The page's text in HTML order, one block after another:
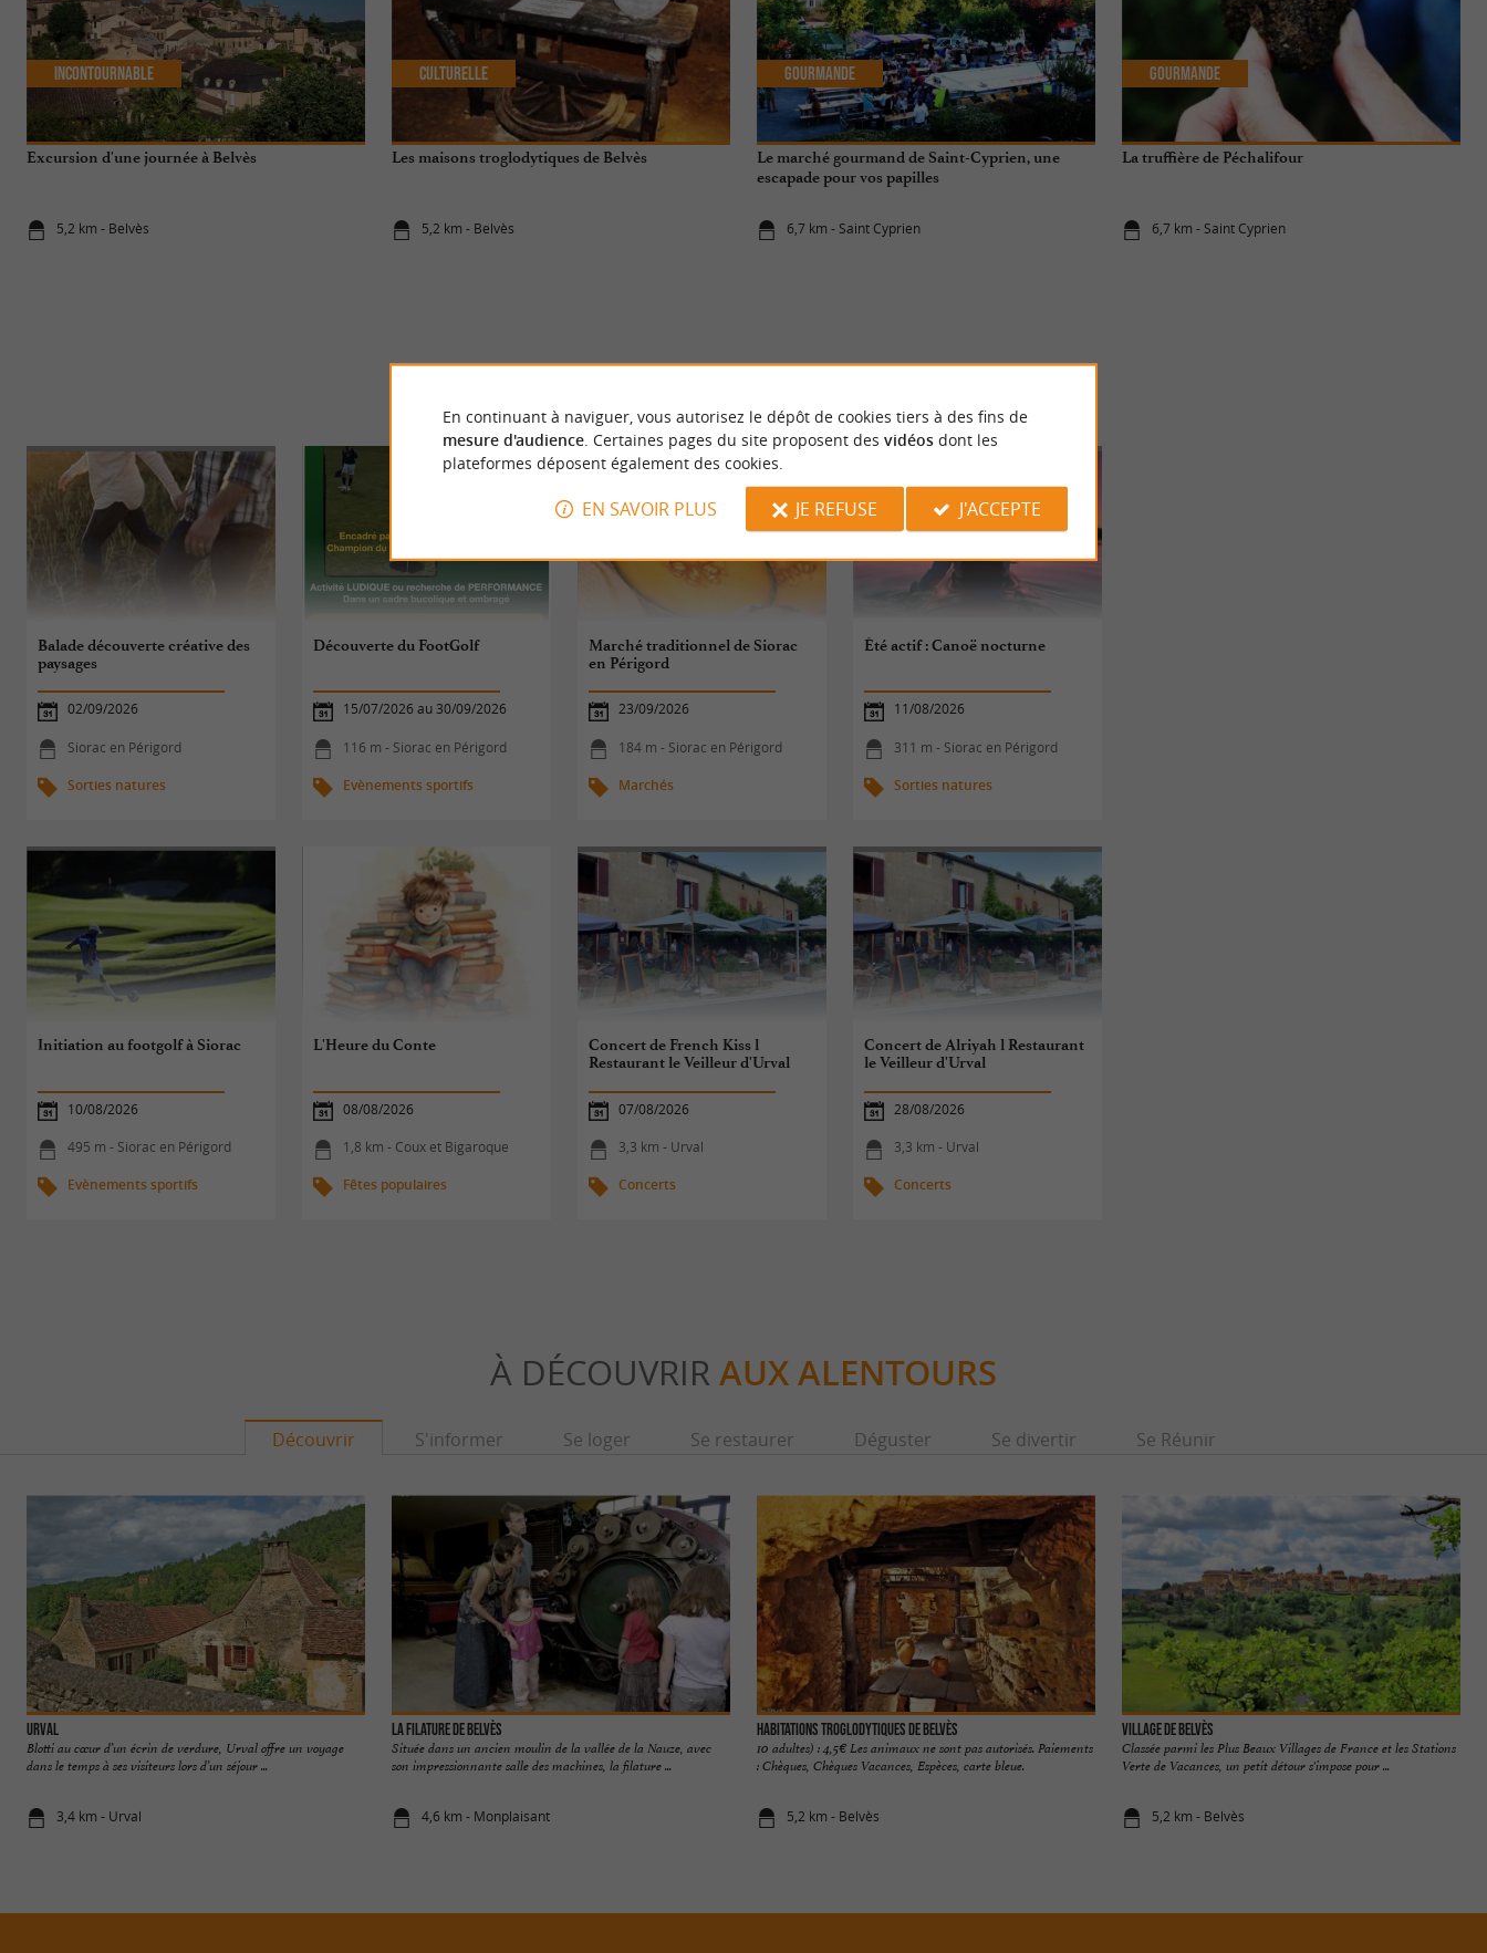
Excursion d'une journée à Belvès
5,2 km - Belvès
Incontournable
Les maisons troglodytiques de Belvès
5,2 km - Belvès
Culturelle
Le marché gourmand de Saint-Cyprien, une
escapade pour vos papilles
6,7 km - Saint Cyprien
Gourmande
La truffière de Péchalifour
6,7 km - Saint Cyprien
Gourmande
ÉVÈNEMENTS À PROXIMITÉ
Balade découverte créative des
paysages
02/09/2026
Siorac en Périgord
Sorties natures
Découverte du FootGolf
15/07/2026 au 30/09/2026
116 m - Siorac en Périgord
Evènements sportifs
Marché traditionnel de Siorac
en Périgord
23/09/2026
184 m - Siorac en Périgord
Marchés
Été actif : Canoë nocturne
11/08/2026
311 m - Siorac en Périgord
Sorties natures
Initiation au footgolf à Siorac
10/08/2026
495 m - Siorac en Périgord
Evènements sportifs
L'Heure du Conte
08/08/2026
1,8 km - Coux et Bigaroque
Fêtes populaires
Concert de French Kiss l
Restaurant le Veilleur d'Urval
07/08/2026
3,3 km - Urval
Concerts
Concert de Alriyah l Restaurant
le Veilleur d'Urval
28/08/2026
3,3 km - Urval
Concerts
À DÉCOUVRIR AUX ALENTOURS
Découvrir S'informer Se loger Se restaurer Déguster Se divertir Se Réunir
Urval
Blotti au cœur d’un écrin de verdure, Urval offre un voyage
dans le temps à ses visiteurs lors d’un séjour ...
3,4 km - Urval
La Filature de Belvès
Située dans un ancien moulin de la vallée de la Nauze, avec
son impressionnante salle des machines, la filature ...
4,6 km - Monplaisant
Habitations troglodytiques de Belvès
10 adultes) : 4,5€ Les animaux ne sont pas autorisés. Paiements
: Chèques, Chèques Vacances, Espèces, carte bleue.
5,2 km - Belvès
Village de Belvès
Classée parmi les Plus Beaux Villages de France et les Stations
Verte de Vacances, un petit détour s'impose pour ...
5,2 km - Belvès
En continuant à naviguer, vous autorisez le dépôt de cookies tiers à des fins de
mesure d'audience. Certaines pages du site proposent des vidéosdont les
plateformes déposent également des cookies.
EN SAVOIR PLUS JE REFUSE J'ACCEPTE